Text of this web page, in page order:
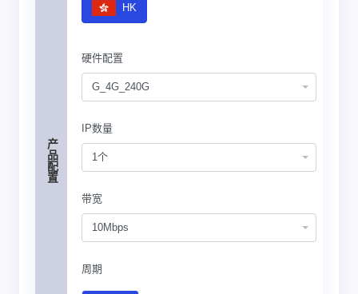
产品配置
HK
硬件配置
G_4G_240G
IP数量
1个
带宽
10Mbps
周期